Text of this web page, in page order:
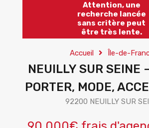
Attention, une
recherche lancée
sans critère peut
être très lente.
Accueil Île-de-
NEUILLY SUR SEINE
PORTER, MODE,
92200 NEUILLY SUR